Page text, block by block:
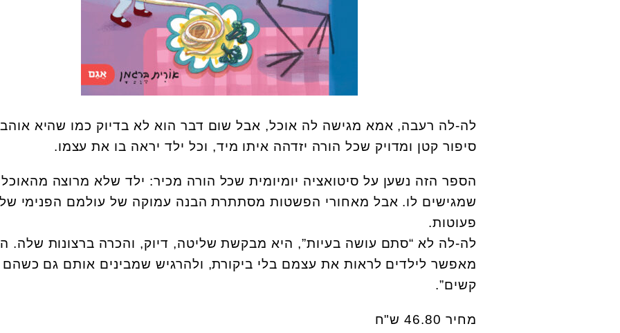
לה-לה רעבה, אמא מגישה לה אוכל, אבל שום דבר הוא לא בדיוק כמו שהיא
סיפור קטן ומדויק שכל הורה יזדהה איתו מיד, וכל ילד יראה בו את עצמו.
הספר הזה נשען על סיטואציה יומיומית שכל הורה מכיר: ילד שלא מרוצה מהאוכל
שמגישים לו. אבל מאחורי הפשטות מסתתרת הבנה עמוקה של עולמם הפנימי
פעוטות.
לה-לה לא “סתם עושה בעיות”, היא מבקשת שליטה, דיוק, והכרה ברצונות שלה.
מאפשר לילדים לראות את עצמם בלי ביקורת, ולהרגיש שמבינים אותם גם
קשים”.
מחיר 46.80 ש"ח